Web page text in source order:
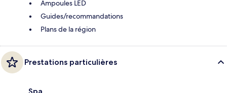
Ampoules LED
Guides/recommandations
Plans de la région
Prestations particulières